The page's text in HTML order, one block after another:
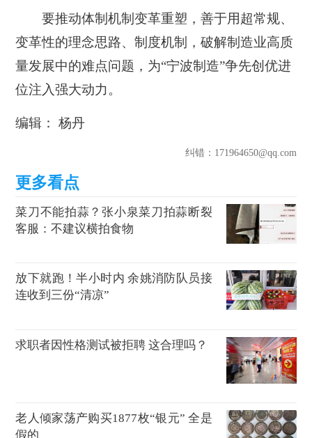
要推动体制机制变革重塑，善于用超常规、
变革性的理念思路、制度机制，破解制造业高质
量发展中的难点问题，为“宁波制造”争先创优进
位注入强大动力。
编辑： 杨丹
纠错：171964650@qq.com
菜刀不能拍蒜？张小泉菜刀拍蒜断裂
客服：不建议横拍食物
放下就跑！半小时内 余姚消防队员接
连收到三份“清凉”
求职者因性格测试被拒聘 这合理吗？
老人倾家荡产购买1877枚“银元” 全是
假的